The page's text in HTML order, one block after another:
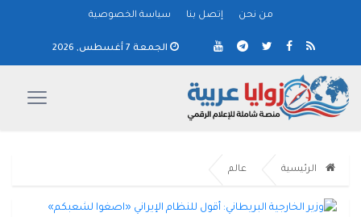
من نحن إتصل بنا سياسة الخصوصية
الجمعة 7 أغسطس, 2026
الرئيسية عالم